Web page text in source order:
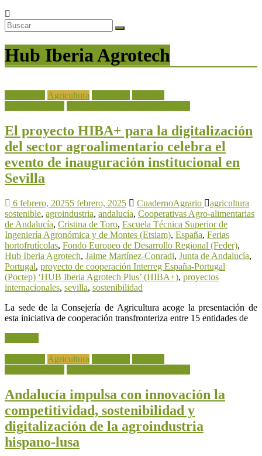
Hub Iberia Agrotech
Agricultura
El proyecto HIBA+ para la digitalización
del sector agroalimentario celebra el
evento de inauguración institucional en
Sevilla
6 febrero, 20255 febrero, 2025 CuadernoAgrario
agricultura
sostenible, agroindustria, andalucía, Cooperativas Agro-alimentarias
de Andalucía, Cristina de Toro, Escuela Técnica Superior de
Ingeniería Agronómica y de Montes (Etsiam), España, Ferias
hortofrutícolas, Fondo Europeo de Desarrollo Regional (Feder),
Hub Iberia Agrotech, Jaime Martínez-Conradi, Junta de Andalucía,
Portugal, proyecto de cooperación Interreg España-Portugal
(Poctep) ‘HUB Iberia Agrotech Plus’ (HIBA+), proyectos
internacionales, sevilla, sostenibilidad
La sede de la Consejería de Agricultura acoge la presentación de
esta iniciativa de cooperación transfronteriza entre 15 entidades de
Agricultura
Andalucía impulsa con innovación la
competitividad, sostenibilidad y
digitalización de la agroindustria
hispano-lusa